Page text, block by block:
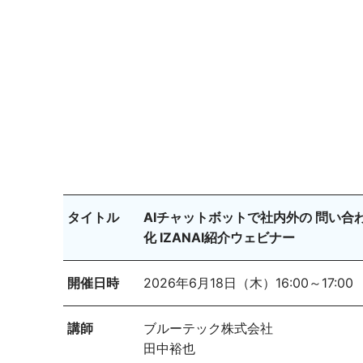
タイトル
AIチャットボットで社内外の 問い合
化 IZANAI紹介ウェビナー
開催日時 2026年6月18日（木）16:00～17:00
講師
ブルーテック株式会社
田中裕也